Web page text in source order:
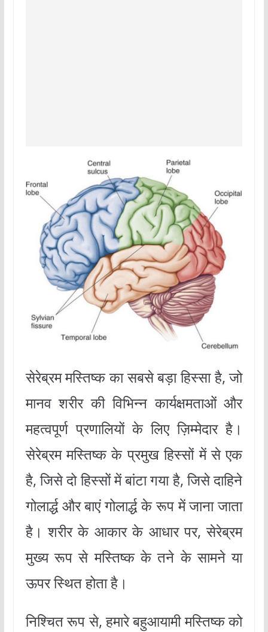
सेरेब्रम मस्तिष्क का सबसे बड़ा हिस्सा है, जो
मानव शरीर की विभिन्न कार्यक्षमताओं और
महत्वपूर्ण प्रणालियों के लिए ज़िम्मेदार है।
सेरेब्रम मस्तिष्क के प्रमुख हिस्सों में से एक
है, जिसे दो हिस्सों में बांटा गया है, जिसे दाहिने
गोलार्द्ध और बाएं गोलार्द्ध के रूप में जाना जाता
है। शरीर के आकार के आधार पर, सेरेब्रम
मुख्य रूप से मस्तिष्क के तने के सामने या
ऊपर स्थित होता है।
निश्चित रूप से, हमारे बहुआयामी मस्तिष्क को